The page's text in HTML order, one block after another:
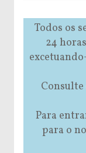
Todos os
24
Consulte
Para
para o